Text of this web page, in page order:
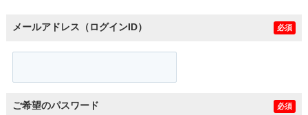
メールアドレス（ログインID） 必須
ご希望のパスワード 必須